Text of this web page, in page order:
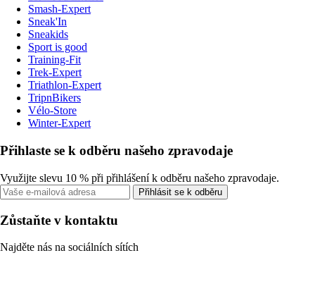
Smash-Expert
Sneak'In
Sneakids
Sport is good
Training-Fit
Trek-Expert
Triathlon-Expert
TripnBikers
Vélo-Store
Winter-Expert
Přihlaste se k odběru našeho zpravodaje
Využijte slevu 10 % při přihlášení k odběru našeho zpravodaje.
Přihlásit se k odběru
Zůstaňte v kontaktu
Najděte nás na sociálních sítích